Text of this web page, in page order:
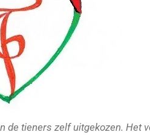
de tieners zelf uitgekozen.